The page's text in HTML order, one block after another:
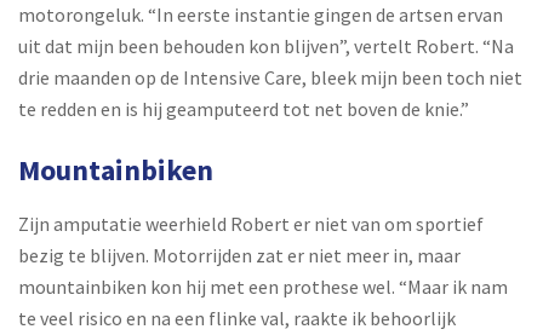
motorongeluk. “In eerste instantie gingen de artsen ervan
uit dat mijn been behouden kon blijven”, vertelt Robert. “Na
drie maanden op de Intensive Care, bleek mijn been toch niet
te redden en is hij geamputeerd tot net boven de knie.”
Mountainbiken
Zijn amputatie weerhield Robert er niet van om sportief
bezig te blijven. Motorrijden zat er niet meer in, maar
mountainbiken kon hij met een prothese wel. “Maar ik nam
te veel risico en na een flinke val, raakte ik behoorlijk